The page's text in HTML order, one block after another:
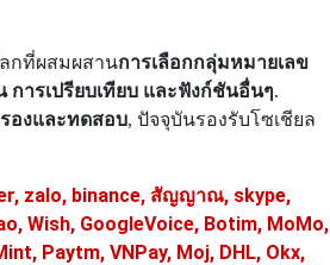
กที่ผสมผสานการเลือกกลุ่มหมายเลข
ารเปรียบเทียบ และฟังก์ชันอื่นๆ.
องและทดสอบ, ปัจจุบันรองรับโซเชียล
zalo, binance, สัญญาณ, skype,
Wish, GoogleVoice, Botim, MoMo,
Paytm, VNPay, Moj, DHL, Okx,